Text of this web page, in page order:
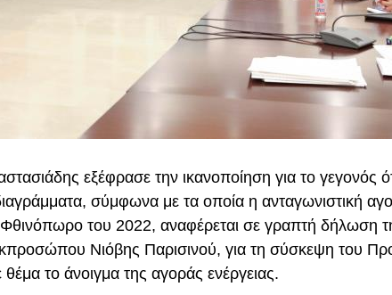
εξέφρασε την ικανοποίηση για το γεγονός
σύμφωνα με τα οποία η ανταγωνιστική
Φθινόπωρο του 2022, αναφέρεται σε γραπτή δήλωση
Νιόβης Παρισινού, για τη σύσκεψη του
το άνοιγμα της αγοράς ενέργειας.